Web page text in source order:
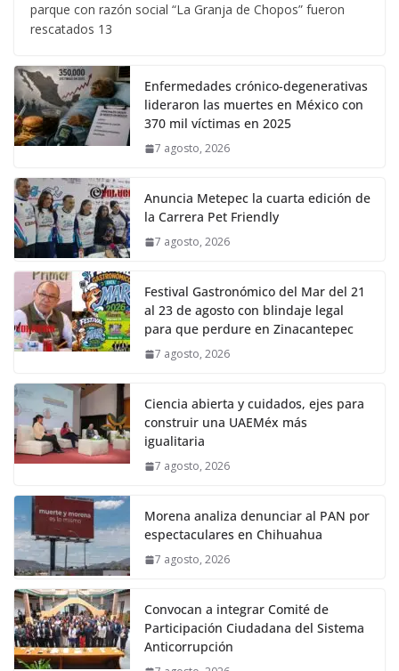
parque con razón social “La Granja de Chopos” fueron
rescatados 13
Enfermedades crónico-degenerativas
lideraron las muertes en México con
370 mil víctimas en 2025
7 agosto, 2026
Anuncia Metepec la cuarta edición de
la Carrera Pet Friendly
7 agosto, 2026
Festival Gastronómico del Mar del 21
al 23 de agosto con blindaje legal
para que perdure en Zinacantepec
7 agosto, 2026
Ciencia abierta y cuidados, ejes para
construir una UAEMéx más
igualitaria
7 agosto, 2026
Morena analiza denunciar al PAN por
espectaculares en Chihuahua
7 agosto, 2026
Convocan a integrar Comité de
Participación Ciudadana del Sistema
Anticorrupción